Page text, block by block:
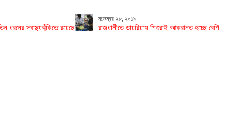
ধরনের স্বাস্থ্যঝুঁকিতে রয়েছে
নভেম্বর ২৮, ২০১৯
রাজধানীতে ডায়রিয়ায় শিশুরাই আক্রান্ত হচ্ছে বেশি